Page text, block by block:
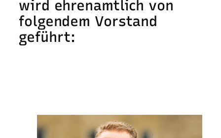
wird ehrenamtlich von
folgendem Vorstand
geführt: